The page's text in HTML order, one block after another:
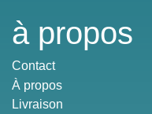
à propos
Contact
À propos
Livraison